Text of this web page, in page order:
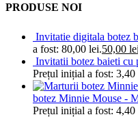
PRODUSE NOI
Invitatie digitala botez
a fost: 80,00 lei.50,00 lei
Invitatii botez baieti
Prețul inițial a fost: 3,40
botez Minnie Mouse -
Prețul inițial a fost: 4,40